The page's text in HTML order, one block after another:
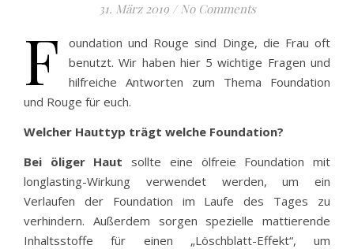
31. März 2019 / No Comments
F
oundation und Rouge sind Dinge, die Frau oft
benutzt. Wir haben hier 5 wichtige Fragen und
hilfreiche Antworten zum Thema Foundation
und Rouge für euch.
Welcher Hauttyp trägt welche Foundation?
Bei öliger Haut sollte eine ölfreie Foundation mit
longlasting-Wirkung verwendet werden, um ein
Verlaufen der Foundation im Laufe des Tages zu
verhindern. Außerdem sorgen spezielle mattierende
Inhaltsstoffe für einen „Löschblatt-Effekt“, um